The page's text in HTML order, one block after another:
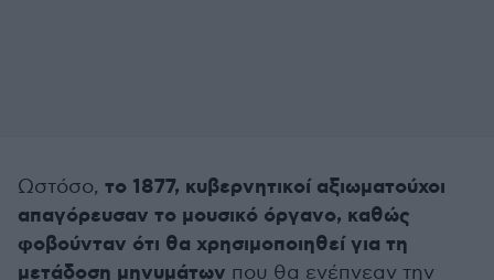
Ωστόσο, το 1877, κυβερνητικοί αξιωματούχοι
απαγόρευσαν το μουσικό όργανο, καθώς
φοβούνταν ότι θα χρησιμοποιηθεί για τη
μετάδοση μηνυμάτων που θα ενέπνεαν την